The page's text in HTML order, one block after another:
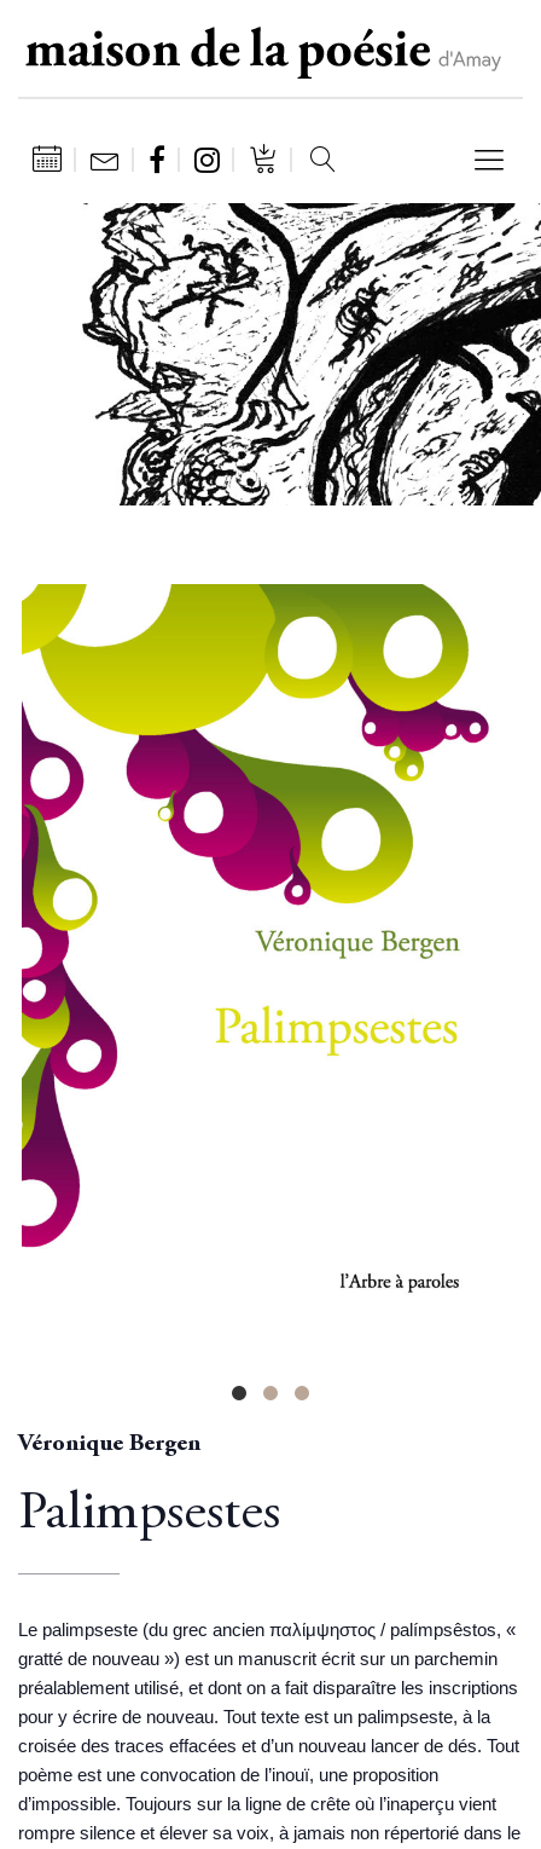
Véronique Bergen
Palimpsestes
Le palimpseste (du grec ancien παλίμψηστος / palímpsêstos, «
gratté de nouveau ») est un manuscrit écrit sur un parchemin
préalablement utilisé, et dont on a fait disparaître les inscriptions
pour y écrire de nouveau. Tout texte est un palimpseste, à la
croisée des traces effacées et d’un nouveau lancer de dés. Tout
poème est une convocation de l’inouï, une proposition
d’impossible. Toujours sur la ligne de crête où l’inaperçu vient
rompre silence et élever sa voix, à jamais non répertorié dans le